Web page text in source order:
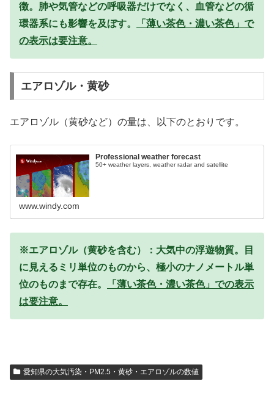
徴。肺や気管などの呼吸器だけでなく、血管などの循
環器系にも影響を及ぼす。
「薄い茶色・濃い茶色」で
の表示は要注意。
エアロゾル・黄砂
エアロゾル（黄砂など）の量は、以下のとおりです。
Professional weather forecast
50+ weather layers, weather radar and satellite
www.windy.com
※エアロゾル（黄砂を含む）：大気中の浮遊物質。目
に見えるミリ単位のものから、極小のナノメートル単
位のものまで存在。
「薄い茶色・濃い茶色」での表示
は要注意。
愛知県の大気汚染・PM2.5・黄砂・エアロゾルの数値